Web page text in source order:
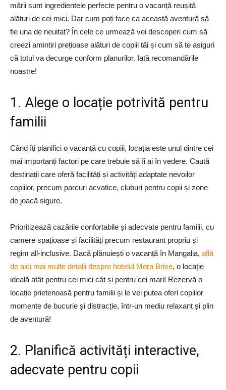
mării sunt ingredientele perfecte pentru o vacanță reușită
alături de cei mici. Dar cum poți face ca această aventură să
fie una de neuitat? În cele ce urmează vei descoperi cum să
creezi amintiri prețioase alături de copiii tăi și cum să te asiguri
că totul va decurge conform planurilor. Iată recomandările
noastre!
1. Alege o locație potrivită pentru
familii
Când îți planifici o vacanță cu copiii, locația este unul dintre cei
mai importanți factori pe care trebuie să îi ai în vedere. Caută
destinații care oferă facilități și activități adaptate nevoilor
copiilor, precum parcuri acvatice, cluburi pentru copii și zone
de joacă sigure.
Prioritizează cazările confortabile și adecvate pentru familii, cu
camere spațioase și facilități precum restaurant propriu și
regim all-inclusive. Dacă plănuiești o vacanță în Mangalia, află
de aici mai multe detalii despre hotelul Mera Brise, o locație
ideală atât pentru cei mici cât și pentru cei mari! Rezervă o
locație prietenoasă pentru familii și le vei putea oferi copiilor
momente de bucurie și distracție, într-un mediu relaxant și plin
de aventură!
2. Planifică activități interactive,
adecvate pentru copii